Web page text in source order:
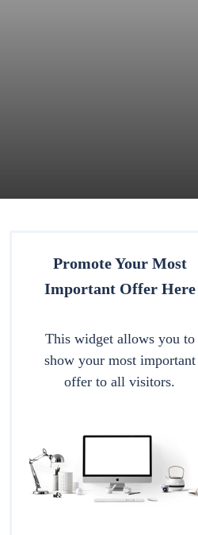
Promote Your Most
Important Offer Here
This widget allows you to
show your most important
offer to all visitors.